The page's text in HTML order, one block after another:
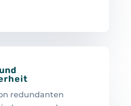
redundanten